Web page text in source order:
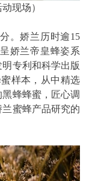
现场）
。娇兰历时逾15
娇兰帝皇蜂姿系
专利和科学出版
样本，从中精选
蜂蜂蜜，匠心调
蜜蜂产品研究的